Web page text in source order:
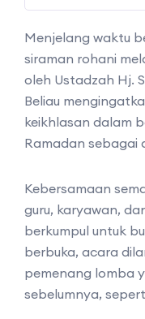
Menjelang waktu
siraman rohani
oleh Ustadzah Hj.
Beliau
keikhlasan dalam
Ramadan sebagai
Kebersamaan
guru, karyawan,
berkumpul untuk
berbuka, acara
pemenang lomba
sebelumnya,